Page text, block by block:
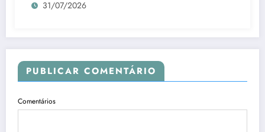
31/07/2026
PUBLICAR COMENTÁRIO
Comentários